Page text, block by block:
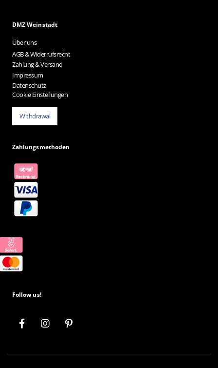
DMZ Weinstadt
Über uns
AGB & Widerrufsrecht
Zahlung & Versand
Impressum
Datenschutz
Cookie Einstellungen
Withdrawal
Zahlungsmethoden
Follow us!